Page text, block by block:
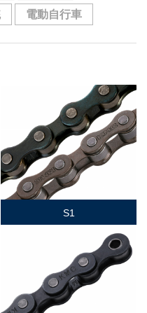
電動自行車
S1